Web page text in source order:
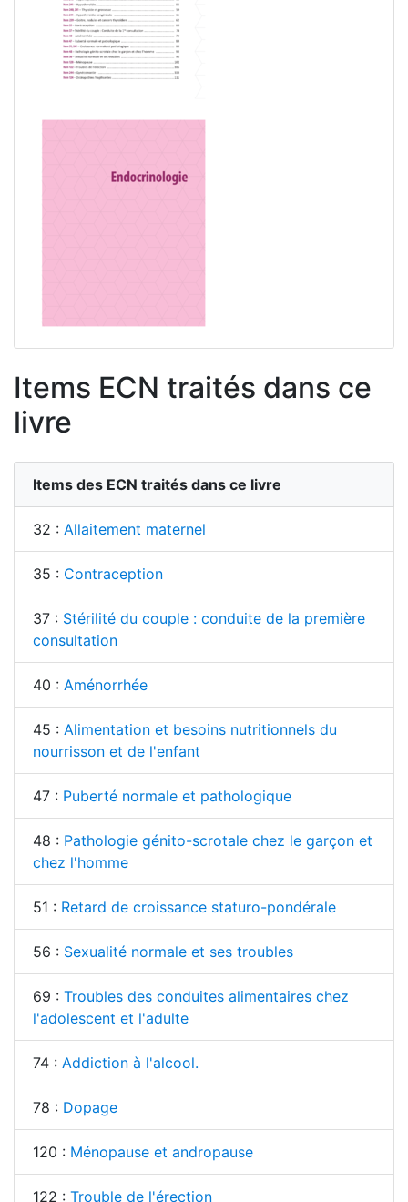
Items ECN traités dans ce
livre
Items des ECN traités dans ce livre
32 : Allaitement maternel
35 : Contraception
37 : Stérilité du couple : conduite de la première
consultation
40 : Aménorrhée
45 : Alimentation et besoins nutritionnels du
nourrisson et de l'enfant
47 : Puberté normale et pathologique
48 : Pathologie génito-scrotale chez le garçon et
chez l'homme
51 : Retard de croissance staturo-pondérale
56 : Sexualité normale et ses troubles
69 : Troubles des conduites alimentaires chez
l'adolescent et l'adulte
74 : Addiction à l'alcool.
78 : Dopage
120 : Ménopause et andropause
122 : Trouble de l'érection